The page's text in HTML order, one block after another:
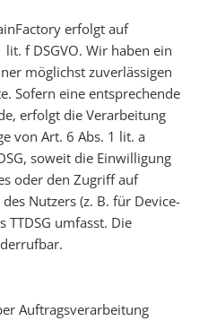
erfolgt auf
f DSGVO. Wir haben ein
möglichst zuverlässigen
Sofern eine entsprechende
erfolgt die Verarbeitung
von Art. 6 Abs. 1 lit. a
soweit die Einwilligung
oder den Zugriff auf
Nutzers (z. B. für Device-
TTDSG umfasst. Die
Auftragsverarbeitung